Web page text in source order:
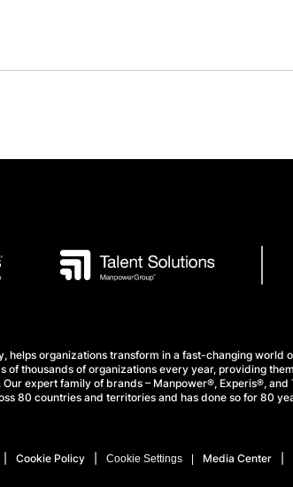
organizations transform in a fast-changing world
thousands of organizations every year, providing
expert family of brands – Manpower®, Experis®,
80 countries and territories and has done so for 80
Cookie Policy Cookie Settings Media Center